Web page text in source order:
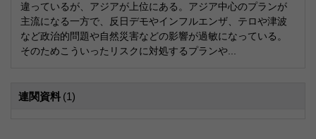
違っているが、アジアが上位にある。アジア中心のプランが
主流になる一方で、反日デモやインフルエンザ、テロや津波
など政治的問題や自然災害などの影響が過敏になっている。
そのためこういったリスクに対処するプランや...
連関資料 (1)